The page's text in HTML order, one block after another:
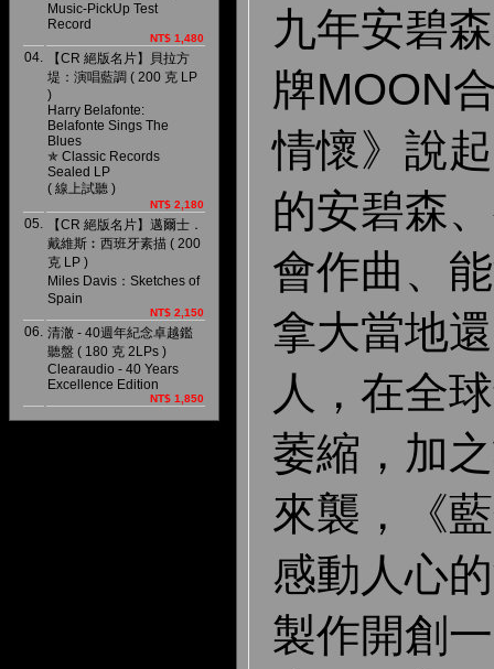
Music-PickUp Test
Record
NT$ 1,480
04.
【CR 絕版名片】貝拉方
堤：演唱藍調 ( 200 克 LP
)
Harry Belafonte:
Belafonte Sings The
Blues
✯ Classic Records
Sealed LP
( 線上試聽 )
NT$ 2,180
05.
【CR 絕版名片】邁爾士．
戴維斯︰西班牙素描 ( 200
克 LP )
Miles Davis：Sketches of
Spain
NT$ 2,150
06. 清澈 - 40週年紀念卓越鑑
聽盤 ( 180 克 2LPs )
Clearaudio - 40 Years
Excellence Edition
NT$ 1,850
九年安碧
牌MOON
情懷》說
的安碧森
會作曲、
拿大當地
人，在全
萎縮，加
來襲，《
感動人心
製作開創